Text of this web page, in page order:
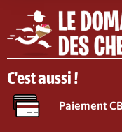
C'est aussi !
Paiement